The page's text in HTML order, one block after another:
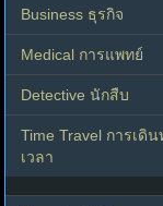
Business ธุรกิจ
Medical การแพทย์
Detective นักสืบ
Time Travel การเดิ
เวลา